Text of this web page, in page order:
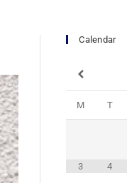
Calendar
M T
3 4